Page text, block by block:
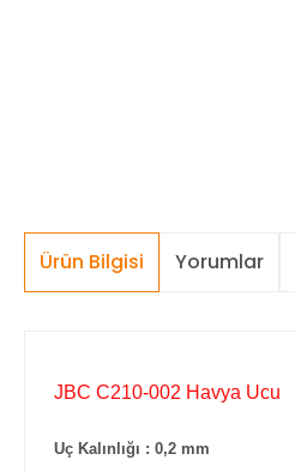
Ürün Bilgisi Yorumlar
JBC C210-002 Havya Ucu
Uç Kalınlığı : 0,2 mm